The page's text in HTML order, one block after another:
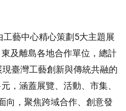
工藝中心精心策劃5大主題展
及離島各地合作單位，總計
臺灣工藝創新與傳統共融的
，涵蓋展覽、活動、市集、
向，聚焦跨域合作、創意發